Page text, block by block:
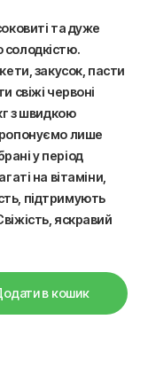
та дуже
солодкістю.
закусок, пасти
свіжі червоні
з швидкою
лише
у період
на вітаміни,
підтримують
яскравий
в кошик